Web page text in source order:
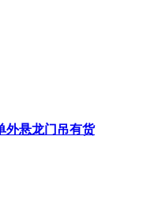
外悬龙门吊有货